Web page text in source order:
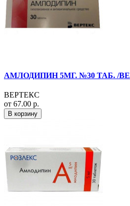
АМЛОДИПИН 5МГ. №30 ТАБ. /
ВЕРТЕКС
от 67.00 р.
В корзину